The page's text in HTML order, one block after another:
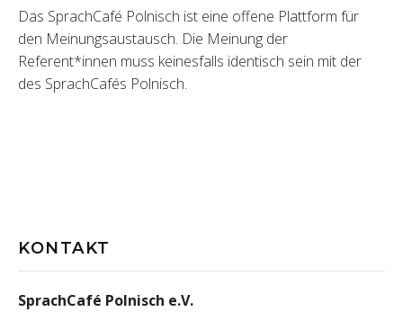
Das SprachCafé Polnisch ist eine offene Plattform für
den Meinungsaustausch. Die Meinung der
Referent*innen muss keinesfalls identisch sein mit der
des SprachCafés Polnisch.
KONTAKT
SprachCafé Polnisch e.V.